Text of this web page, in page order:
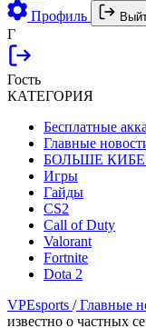
Профиль
Г
Гость
КАТЕГОРИЯ
Бесплатные
Главные
БОЛЬШЕ
Игры
Гайды
CS2
Call of Duty
Valorant
Fortnite
Dota 2
VPEsports / Главные
известно о частных